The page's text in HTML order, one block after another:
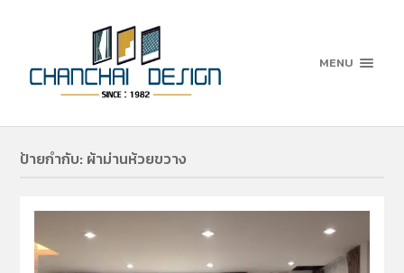
MENU
ป้ายกำกับ: ผ้าม่านห้วยขวาง